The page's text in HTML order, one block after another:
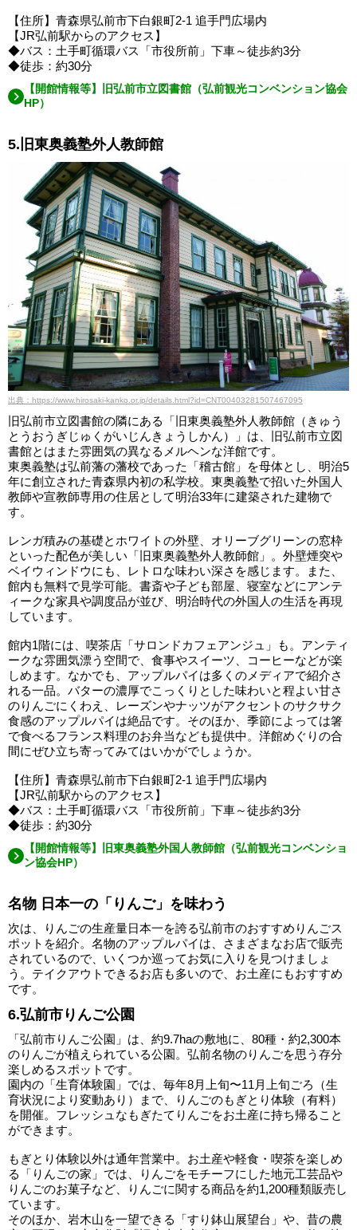
【住所】青森県弘前市下白銀町2-1 追手門広場内
【JR弘前駅からのアクセス】
◆バス：土手町循環バス「市役所前」下車～徒歩約3分
◆徒歩：約30分
【開館情報等】旧弘前市立図書館（弘前観光コンベンション協会
HP）
5.旧東奥義塾外人教師館
出典：https://www.hirosaki-kanko.or.jp/details.html?id=CNT00403281507467095
旧弘前市立図書館の隣にある「旧東奥義塾外人教師館（きゅう
とうおうぎじゅくがいじんきょうしかん）」は、旧弘前市立図
書館とはまた雰囲気の異なるメルヘンな洋館です。
東奥義塾は弘前藩の藩校であった「稽古館」を母体とし、明治5
年に創立された青森県内初の私学校。東奥義塾で招いた外国人
教師や宣教師専用の住居として明治33年に建築された建物で
す。
レンガ積みの基礎とホワイトの外壁、オリーブグリーンの窓枠
といった配色が美しい「旧東奥義塾外人教師館」。外壁煙突や
ベイウィンドウにも、レトロな味わい深さを感じます。また、
館内も無料で見学可能。書斎や子ども部屋、寝室などにアンテ
ィークな家具や調度品が並び、明治時代の外国人の生活を再現
しています。
館内1階には、喫茶店「サロンドカフェアンジュ」も。アンティ
ークな雰囲気漂う空間で、食事やスイーツ、コーヒーなどが楽
しめます。なかでも、アップルパイは多くのメディアで紹介さ
れる一品。バターの濃厚でこっくりとした味わいと程よい甘さ
のりんごにくわえ、レーズンやナッツがアクセントのサクサク
食感のアップルパイは絶品です。そのほか、季節によっては箸
で食べるフランス料理のお弁当なども提供中。洋館めぐりの合
間にぜひ立ち寄ってみてはいかがでしょうか。
【住所】青森県弘前市下白銀町2-1 追手門広場内
【JR弘前駅からのアクセス】
◆バス：土手町循環バス「市役所前」下車～徒歩約3分
◆徒歩：約30分
【開館情報等】旧東奥義塾外国人教師館（弘前観光コンベンショ
ン協会HP）
名物 日本一の「りんご」を味わう
次は、りんごの生産量日本一を誇る弘前市のおすすめりんごス
ポットを紹介。名物のアップルパイは、さまざまなお店で販売
されているので、いくつか巡ってお気に入りを見つけましょ
う。テイクアウトできるお店も多いので、お土産にもおすすめ
です。
6.弘前市りんご公園
「弘前市りんご公園」は、約9.7haの敷地に、80種・約2,300本
のりんごが植えられている公園。弘前名物のりんごを思う存分
楽しめるスポットです。
園内の「生育体験園」では、毎年8月上旬〜11月上旬ごろ（生
育状況により変動あり）まで、りんごのもぎとり体験（有料）
を開催。フレッシュなもぎたてりんごをお土産に持ち帰ること
ができます。
もぎとり体験以外は通年営業中。お土産や軽食・喫茶を楽しめ
る「りんごの家」では、りんごをモチーフにした地元工芸品や
りんごのお菓子など、りんごに関する商品を約1,200種類販売し
ています。
そのほか、岩木山を一望できる「すり鉢山展望台」や、昔の農